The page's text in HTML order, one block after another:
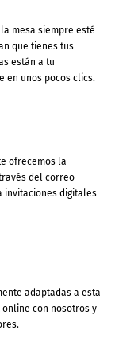
mesa siempre esté
que tienes tus
están a tu
en unos pocos clics.
ofrecemos la
del correo
invitaciones digitales
adaptadas a esta
con nosotros y